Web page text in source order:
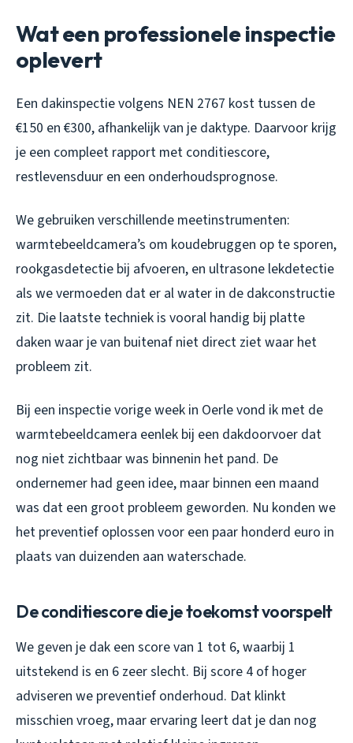
Wat een professionele inspectie
oplevert
Een dakinspectie volgens NEN 2767 kost tussen de
€150 en €300, afhankelijk van je daktype. Daarvoor krijg
je een compleet rapport met conditiescore,
restlevensduur en een onderhoudsprognose.
We gebruiken verschillende meetinstrumenten:
warmtebeeldcamera’s om koudebruggen op te sporen,
rookgasdetectie bij afvoeren, en ultrasone lekdetectie
als we vermoeden dat er al water in de dakconstructie
zit. Die laatste techniek is vooral handig bij platte
daken waar je van buitenaf niet direct ziet waar het
probleem zit.
Bij een inspectie vorige week in Oerle vond ik met de
warmtebeeldcamera eenlek bij een dakdoorvoer dat
nog niet zichtbaar was binnenin het pand. De
ondernemer had geen idee, maar binnen een maand
was dat een groot probleem geworden. Nu konden we
het preventief oplossen voor een paar honderd euro in
plaats van duizenden aan waterschade.
De conditiescore die je toekomst voorspelt
We geven je dak een score van 1 tot 6, waarbij 1
uitstekend is en 6 zeer slecht. Bij score 4 of hoger
adviseren we preventief onderhoud. Dat klinkt
misschien vroeg, maar ervaring leert dat je dan nog